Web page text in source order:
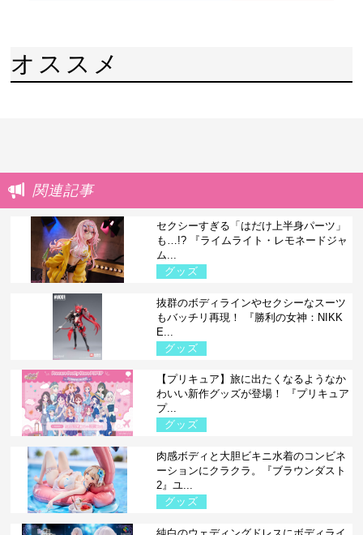
オススメ
関連記事
セクシーすぎる「はだけ上半身パーツ」
も…!? 『ライムライト・レモネードジャ
ム...
グッズ
抜群のボディラインやセクシーなスーツ
もバッチリ再現！ 『勝利の女神：NIKK
E...
グッズ
【プリキュア】旅に出たくなるようなか
わいい新作グッズが登場！ 『プリキュア
プ...
グッズ
肉感ボディと大胆ビキニ水着のコンビネ
ーションにクラクラ。『ブラウンダスト
2』ユ...
グッズ